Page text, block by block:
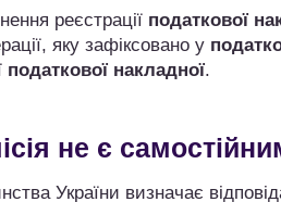
реєстрації податкової
яку зафіксовано у
податкової накладної.
не є
України визначає